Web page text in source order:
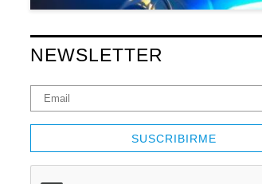
NEWSLETTER
SUSCRIBIRME